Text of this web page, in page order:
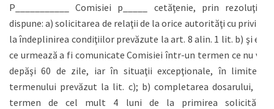
P___________ Comisiei p_____ cetăţenie, prin rezoluţie,
dispune: a) solicitarea de relaţii de la orice autorităţi cu privire
la îndeplinirea condiţiilor prevăzute la art. 8 alin. 1 lit. b) şi e),
ce urmează a fi comunicate Comisiei într-un termen ce nu va
depăşi 60 de zile, iar în situaţii excepţionale, în limitele
termenului prevăzut la lit. c); b) completarea dosarului, în
termen de cel mult 4 luni de la primirea solicitării